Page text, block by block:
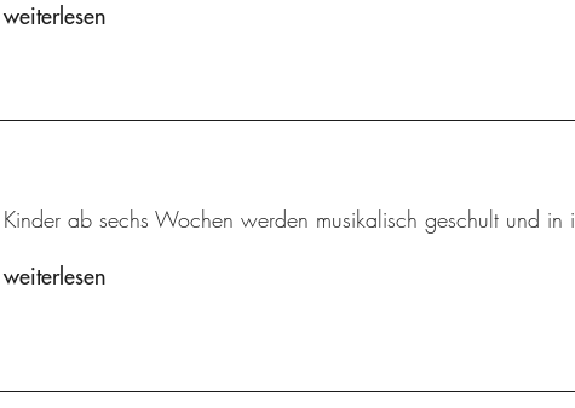
weiterlesen
Kinder ab sechs Wochen werden musikalisch geschult und in
weiterlesen